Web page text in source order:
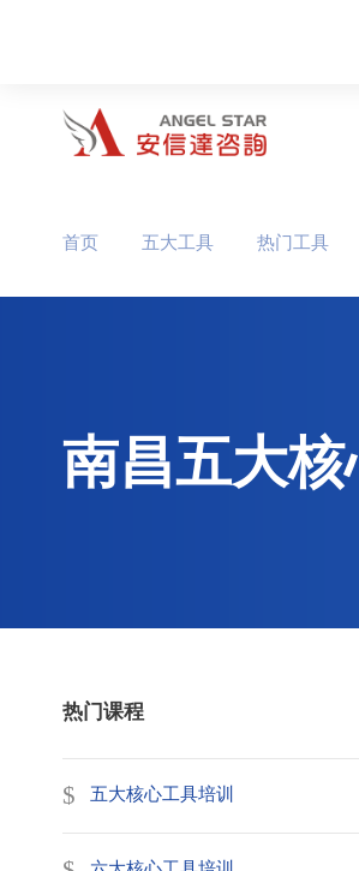
首页 五大工具 热门工具
南昌五大核
热门课程
五大核心工具培训